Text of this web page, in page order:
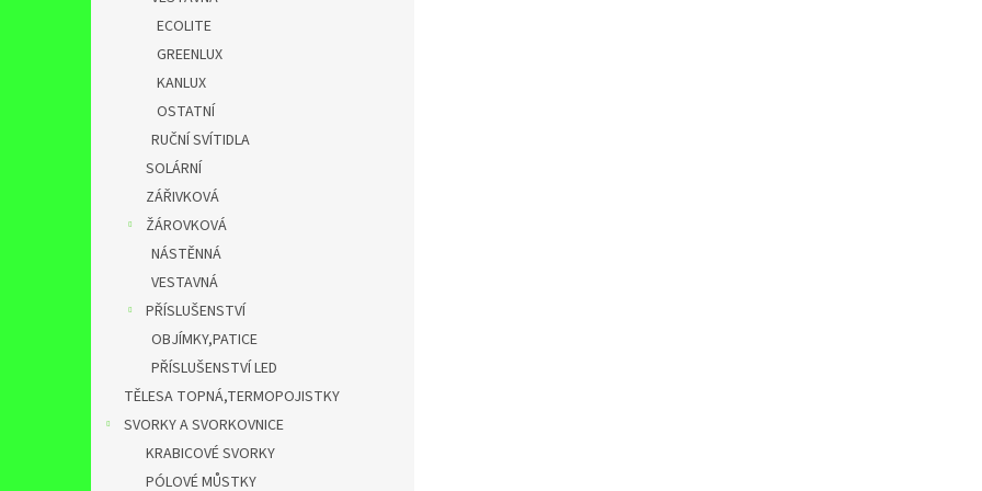
ECOLITE
GREENLUX
KANLUX
OSTATNÍ
RUČNÍ SVÍTIDLA
SOLÁRNÍ
ZÁŘIVKOVÁ
ŽÁROVKOVÁ
NÁSTĚNNÁ
VESTAVNÁ
PŘÍSLUŠENSTVÍ
OBJÍMKY,PATICE
PŘÍSLUŠENSTVÍ LED
TĚLESA TOPNÁ,TERMOPOJISTKY
SVORKY A SVORKOVNICE
KRABICOVÉ SVORKY
PÓLOVÉ MŮSTKY